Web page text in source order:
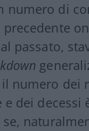
numero di
passato,
numero dei
dei decessi